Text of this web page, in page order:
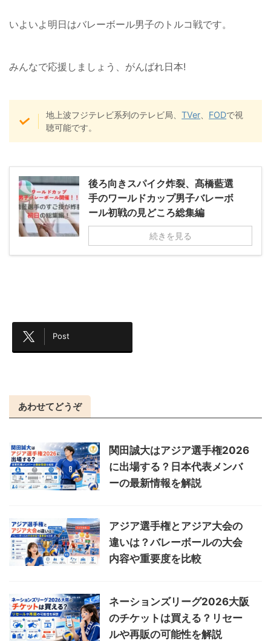
いよいよ明日はバレーボール男子のトルコ戦です。
みんなで応援しましょう、がんばれ日本!
地上波フジテレビ系列のテレビ局、TVer FODで視
聴可能です。
後ろ向きスパイク炸裂、髙橋藍選
手のワールドカップ男子バレーボ
ール初戦の見どころ総集編
続きを見る
Post
あわせてどうぞ
関田誠大はアジア選手権2026
に出場する？日本代表メンバ
ーの最新情報を解説
アジア選手権とアジア大会の
違いは？バレーボールの大会
内容や重要度を比較
ネーションズリーグ2026大阪
のチケットは買える？リセー
ルや再販の可能性を解説